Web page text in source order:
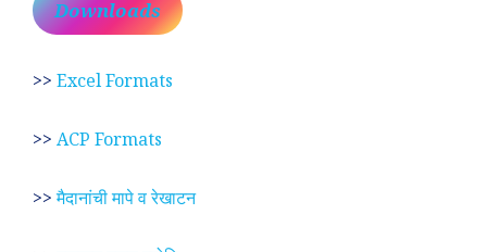
Downloads
>> Excel Formats
>> ACP Formats
>>मैदानांची मापे व रेखाटन